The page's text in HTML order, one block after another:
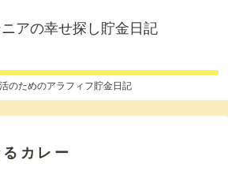
アの幸せ探し貯金日記
活のためのアラフィフ貯金日記
カレー